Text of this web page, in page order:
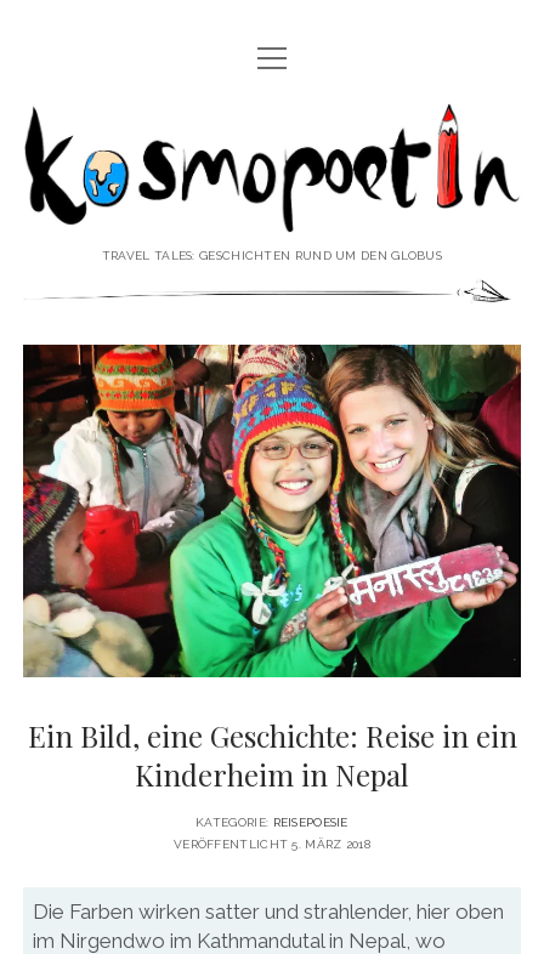
REISEREPORTAGEN
REISEPOESIE
REISEKOLUMNEN
REISEVIDEOS
REISESPECIALS
♥ ÜBER DEN REISEBLOG Menü
öffnen
IMPRESSUM
DATENSCHUTZERKLÄRUNG
♥ ÜBER DIE AUTORIN Menü
öffnen
VITA
PRESSE & MEDIEN
MEDIADATEN
twitterfacebook
pinterestyoutubeinstagram
Menü
öffnen
Kosmopoetin
TRAVEL TALES: GESCHICHTEN RUND UM DEN GLOBUS
Ein Bild, eine Geschichte: Reise in ein
Kinderheim in Nepal
KATEGORIE: REISEPOESIE
VERÖFFENTLICHT 5. MÄRZ 2018
Die Farben wirken satter und strahlender, hier oben
im Nirgendwo im Kathmandutal in Nepal, wo